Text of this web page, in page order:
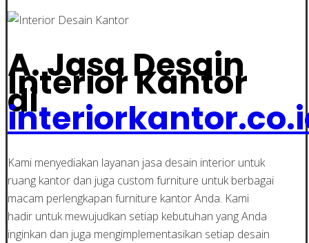
A. Jasa Desain
Interior Kantor
di
Kami menyediakan layanan jasa desain interior untuk
ruang kantor dan juga custom furniture untuk berbagai
macam perlengkapan furniture kantor Anda. Kami
hadir untuk mewujudkan setiap kebutuhan yang Anda
inginkan dan juga mengimplementasikan setiap desain